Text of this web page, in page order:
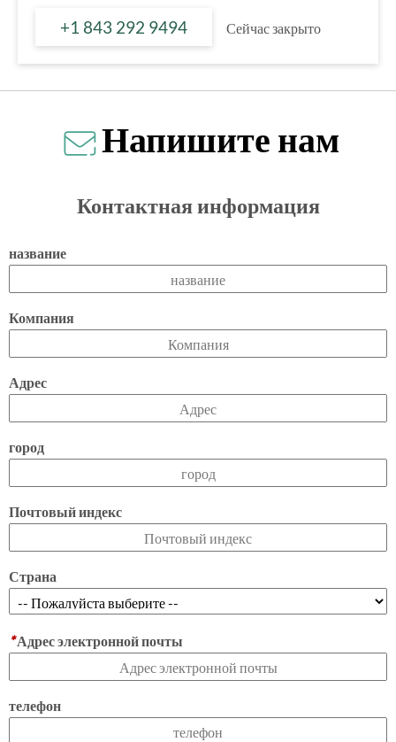
+1 843 292 9494 Сейчас закрыто
Напишите нам
Контактная информация
название
Компания
Адрес
город
Почтовый индекс
Страна
*Адрес электронной почты
телефон